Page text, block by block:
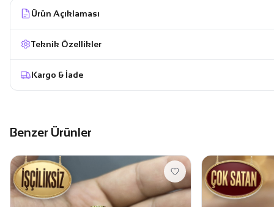
Ürün Açıklaması
Teknik Özellikler
Kargo & İade
Benzer Ürünler